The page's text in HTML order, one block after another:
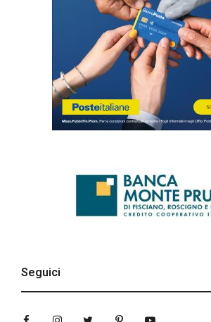
Seguici